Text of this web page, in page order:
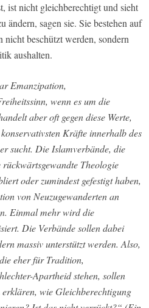
ist nicht gleichberechtigt und sieht
ändern, sagen sie. Sie bestehen auf
beschützt werden, sondern
aushalten.
Emanzipation,
wenn es um die
aber oft gegen diese Werte,
Kräfte innerhalb des
sucht. Die Islamverbände, die
Theologie
oder zumindest gefestigt haben,
von Neuzugewanderten an
Einmal mehr wird die
Die Verbände sollen dabei
massiv unterstützt werden. Also,
eher für Tradition,
Apartheid stehen, sollen
wie Gleichberechtigung